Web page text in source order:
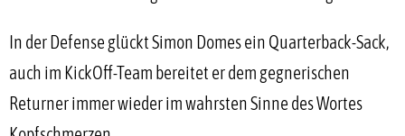
In der Defense glückt Simon Domes ein Quarterback-Sack,
auch im KickOff-Team bereitet er dem gegnerischen
Returner immer wieder im wahrsten Sinne des Wortes